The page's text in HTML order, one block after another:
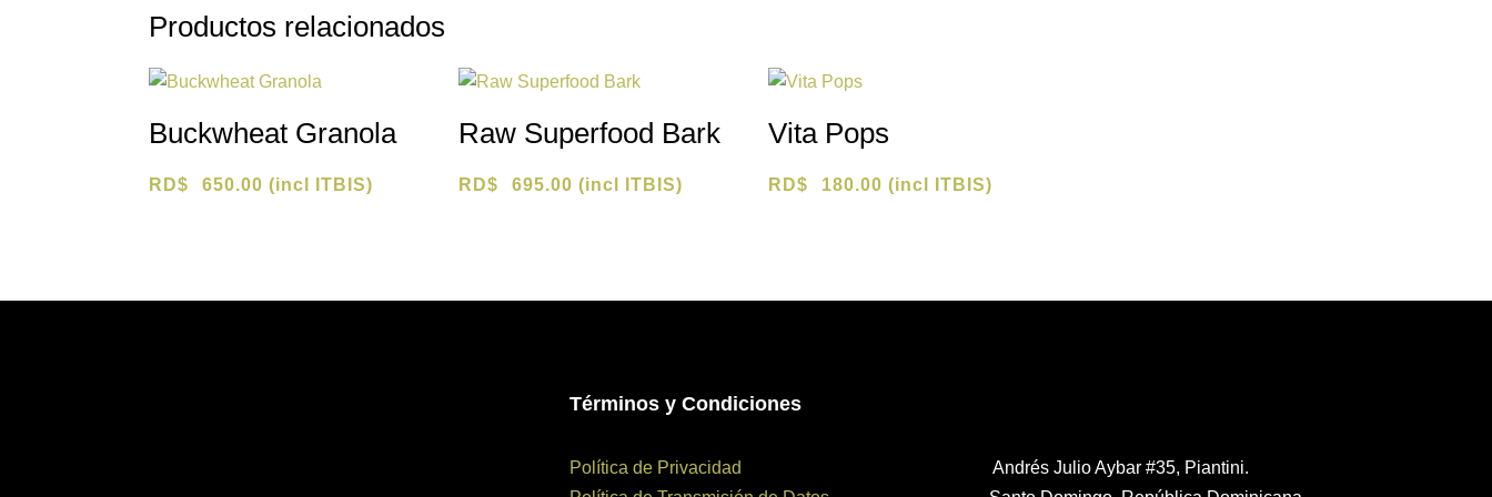
Productos relacionados
Buckwheat Granola
RD$ 650.00 (incl ITBIS)
Raw Superfood Bark
RD$ 695.00 (incl ITBIS)
Vita Pops
RD$ 180.00 (incl ITBIS)
Términos y Condiciones
Política de Privacidad
Andrés Julio Aybar #35, Piantini.